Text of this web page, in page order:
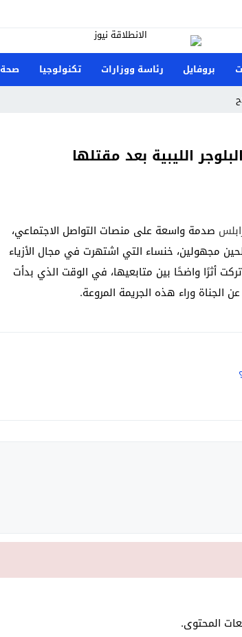
بروفايل رئاسة ووزارات تكنولوجيا صحة
بيتش بالساحل الشمالي
تاريخًا جديدًا لناشئات اليد
ميكا غودتس نجم سان جيرمان القادم؟
في السوق السعودي؟
“آداب كفر الشيخ”
المالية؟
صدمة واسعة على منصات التواصل الاجتماعي،
مجهولين، خنساء التي اشتهرت في مجال الأزياء
أثرًا واضحًا بين متابعيها، في الوقت الذي بدأت
الجناة وراء هذه الجريمة المروعة.
المحتوى.